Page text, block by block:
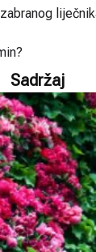
Sadržaj